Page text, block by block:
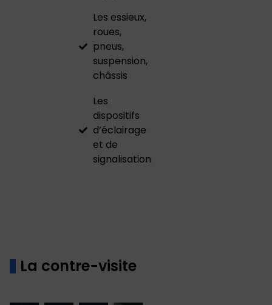
Les essieux,
roues,
pneus,
suspension,
châssis
Les
dispositifs
d’éclairage
et de
signalisation
La contre-visite